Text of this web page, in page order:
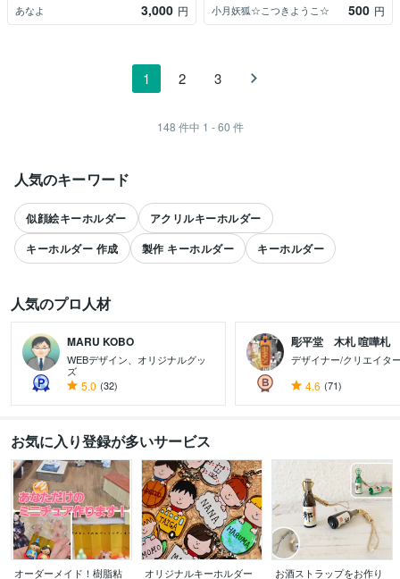
あなよ
3,000 円
小月妖狐☆こつきようこ☆
500 円
1 2 3
148 件中 1 - 60 件
人気のキーワード
似顔絵キーホルダー
アクリルキーホルダー
キーホルダー 作成
製作 キーホルダー キーホルダー
人気のプロ人材
MARU KOBO
WEBデザイン、オリジナルグッ
ズ
5.0 (32)
彫平堂 木札 喧嘩札
デザイナー/クリエイタ
4.6 (71)
お気に入り登録が多いサービス
オーダーメイド！樹脂粘
オリジナルキーホルダー
お酒ストラップをお作り